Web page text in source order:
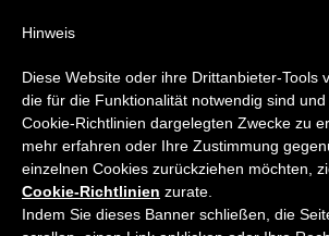
Benutzerkonto
Hinweis
Diese Website oder ihre Drittanbieter-Tools
die für die Funktionalität notwendig sind
Cookie-Richtlinien dargelegten Zwecke zu
mehr erfahren oder Ihre Zustimmung
einzelnen Cookies zurückziehen möchten,
Cookie-Richtlinien zurate.
Indem Sie dieses Banner schließen, die